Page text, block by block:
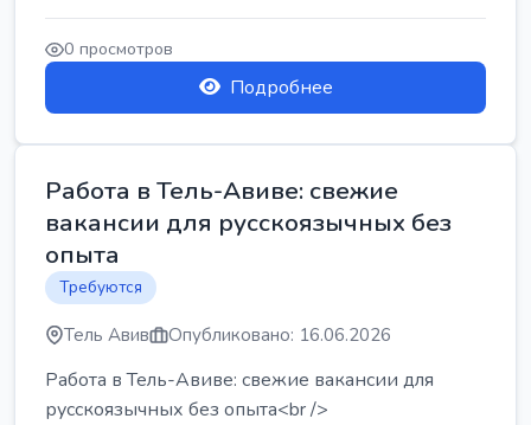
Работа в Нетании на мебельном производстве:
требу...
0 просмотров
Подробнее
Работа в Тель-Авиве: свежие
вакансии для русскоязычных без
опыта
Требуются
Тель Авив Опубликовано: 16.06.2026
Работа в Тель-Авиве: свежие вакансии для
русскоязычных без опыта<br />